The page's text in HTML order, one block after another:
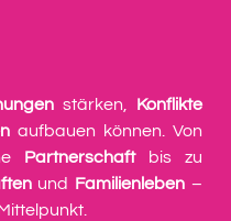
stärken, Konflikte
aufbauen können. Von
Partnerschaftbis zu
und Familienleben –